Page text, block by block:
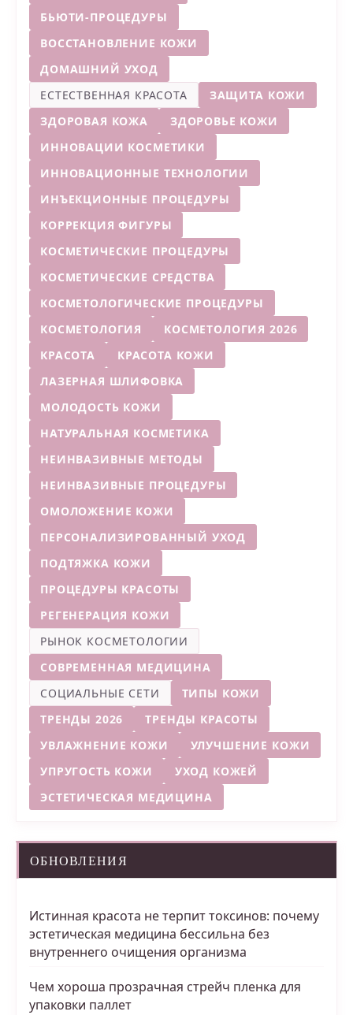
БЬЮТИ-ПРОЦЕДУРЫ
ВОССТАНОВЛЕНИЕ КОЖИ
ДОМАШНИЙ УХОД
ЕСТЕСТВЕННАЯ КРАСОТА
ЗАЩИТА КОЖИ
ЗДОРОВАЯ КОЖА
ЗДОРОВЬЕ КОЖИ
ИННОВАЦИИ КОСМЕТИКИ
ИННОВАЦИОННЫЕ ТЕХНОЛОГИИ
ИНЪЕКЦИОННЫЕ ПРОЦЕДУРЫ
КОРРЕКЦИЯ ФИГУРЫ
КОСМЕТИЧЕСКИЕ ПРОЦЕДУРЫ
КОСМЕТИЧЕСКИЕ СРЕДСТВА
КОСМЕТОЛОГИЧЕСКИЕ ПРОЦЕДУРЫ
КОСМЕТОЛОГИЯ
КОСМЕТОЛОГИЯ 2026
КРАСОТА
КРАСОТА КОЖИ
ЛАЗЕРНАЯ ШЛИФОВКА
МОЛОДОСТЬ КОЖИ
НАТУРАЛЬНАЯ КОСМЕТИКА
НЕИНВАЗИВНЫЕ МЕТОДЫ
НЕИНВАЗИВНЫЕ ПРОЦЕДУРЫ
ОМОЛОЖЕНИЕ КОЖИ
ПЕРСОНАЛИЗИРОВАННЫЙ УХОД
ПОДТЯЖКА КОЖИ
ПРОЦЕДУРЫ КРАСОТЫ
РЕГЕНЕРАЦИЯ КОЖИ
РЫНОК КОСМЕТОЛОГИИ
СОВРЕМЕННАЯ МЕДИЦИНА
СОЦИАЛЬНЫЕ СЕТИ
ТИПЫ КОЖИ
ТРЕНДЫ 2026
ТРЕНДЫ КРАСОТЫ
УВЛАЖНЕНИЕ КОЖИ
УЛУЧШЕНИЕ КОЖИ
УПРУГОСТЬ КОЖИ
УХОД КОЖЕЙ
ЭСТЕТИЧЕСКАЯ МЕДИЦИНА
ОБНОВЛЕНИЯ
Истинная красота не терпит токсинов: почему
эстетическая медицина бессильна без
внутреннего очищения организма
Чем хороша прозрачная стрейч пленка для
упаковки паллет